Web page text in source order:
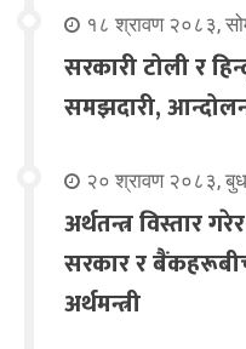
१८ श्रावण २०८३,
सरकारी टोली र
समझदारी,
२० श्रावण २०८३,
अर्थतन्त्र विस्तार
सरकार र
अर्थमन्त्री